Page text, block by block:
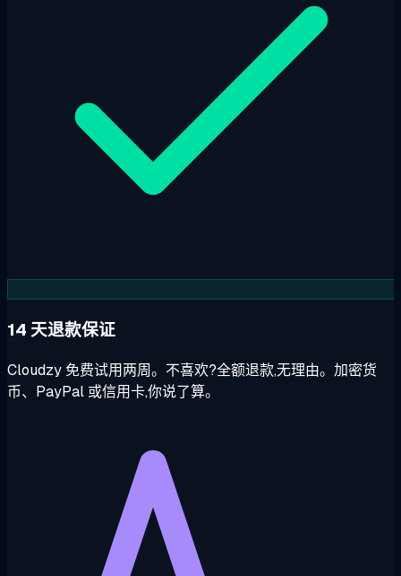
14 天退款保证
Cloudzy 免费试用两周。不喜欢?全额退款,无理由。加密货
币、PayPal 或信用卡,你说了算。